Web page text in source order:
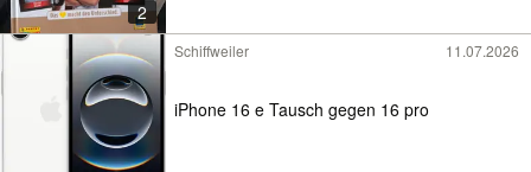
2
Schiffweiler 11.07.2026
iPhone 16 e Tausch gegen 16 pro